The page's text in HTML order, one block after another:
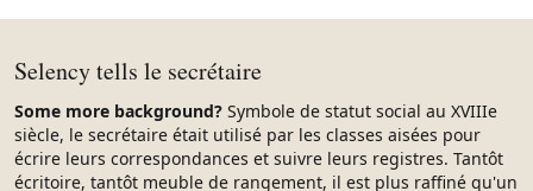
Selency tells le secrétaire
Some more background? Symbole de statut social au XVIIIe
siècle, le secrétaire était utilisé par les classes aisées pour
écrire leurs correspondances et suivre leurs registres. Tantôt
écritoire, tantôt meuble de rangement, il est plus raffiné qu'un